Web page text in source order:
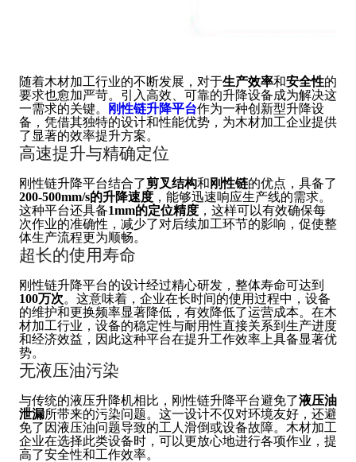
随着木材加工行业的不断发展，对于生产效率和安全性的
要求也愈加严苛。引入高效、可靠的升降设备成为解决这
一需求的关键。
刚性链升降平台作为一种创新型升降设
备，凭借其独特的设计和性能优势，为木材加工企业提供
了显著的效率提升方案。
高速提升与精确定位
刚性链升降平台结合了剪叉结构和 刚性链的优点，具备了
200-500mm/s的升降速度，能够迅速响应生产线的需求。
这种平台还具备1mm的定位精度，这样可以有效确保每
次作业的准确性，减少了对后续加工环节的影响，促使整
体生产流程更为顺畅。
超长的使用寿命
刚性链升降平台的设计经过精心研发，整体寿命可达到
100万次。这意味着，企业在长时间的使用过程中，设备
的维护和更换频率显著降低，有效降低了运营成本。在木
材加工行业，设备的稳定性与耐用性直接关系到生产进度
和经济效益，因此这种平台在提升工作效率上具备显著优
势。
无液压油污染
与传统的液压升降机相比，刚性链升降平台避免了液压油
泄漏所带来的污染问题。这一设计不仅对环境友好，还避
免了因液压油问题导致的工人滑倒或设备故障。木材加工
企业在选择此类设备时，可以更放心地进行各项作业，提
高了安全性和工作效率。